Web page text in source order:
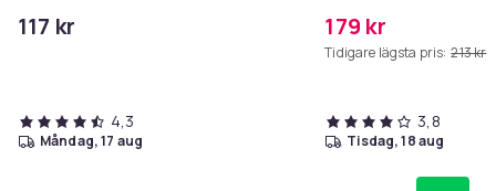
117 kr
4,3
måndag, 17 aug
179 kr
Tidigare lägsta pris: 213 kr
3,8
tisdag, 18 aug